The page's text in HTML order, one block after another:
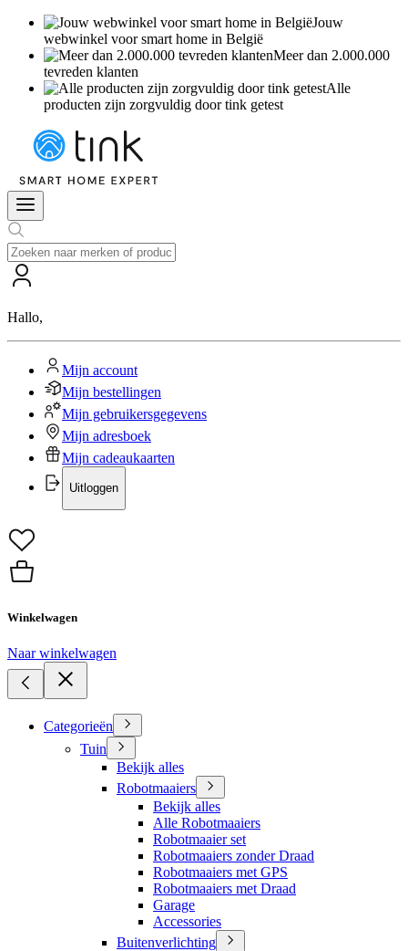
Jouw
webwinkel voor smart home in België
Meer dan 2.000.000
tevreden klanten
Alle
producten zijn zorgvuldig door tink getest
Hallo,
Mijn account
Mijn bestellingen
Mijn gebruikersgegevens
Mijn adresboek
Mijn cadeaukaarten
Uitloggen
Winkelwagen
Naar winkelwagen
Categorieën
Tuin
Bekijk alles
Robotmaaiers
Bekijk alles
Alle Robotmaaiers
Robotmaaier set
Robotmaaiers zonder Draad
Robotmaaiers met GPS
Robotmaaiers met Draad
Garage
Accessories
Buitenverlichting